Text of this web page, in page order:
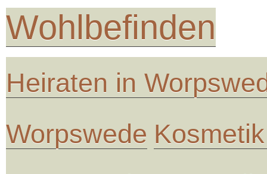
Wohlbefinden
Heiraten in
Worpswede